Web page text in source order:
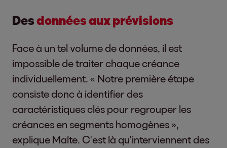
Desdonnées aux prévisions
Face à un tel volume de données, il est
impossible de traiter chaque créance
individuellement. « Notre première étape
consiste donc à identifier des
caractéristiques clés pour regrouper les
créances en segments homogènes »,
explique Malte. C'est là qu'interviennent des